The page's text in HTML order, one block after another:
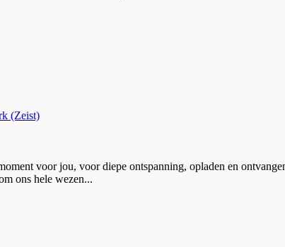
(Zeist)
voor jou, voor diepe ontspanning, opladen en
ons hele wezen...